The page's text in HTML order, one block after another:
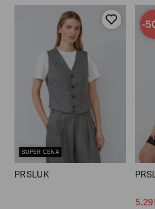
SUPER CENA
PRSLUK
-